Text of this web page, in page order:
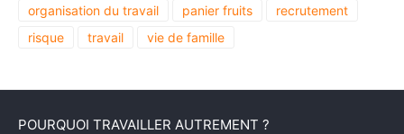
organisation du travail
panier fruits
recrutement
risque
travail vie de famille
POURQUOI TRAVAILLER AUTREMENT ?